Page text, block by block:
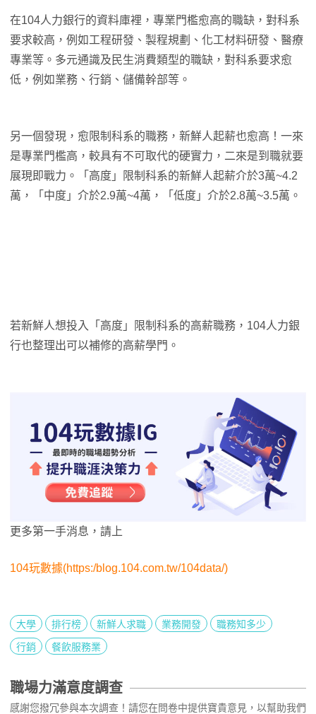
在104人力銀行的資料庫裡，專業門檻愈高的職缺，對科系
要求較高，例如工程研發、製程規劃、化工材料研發、醫療
專業等。多元通識及民生消費類型的職缺，對科系要求愈
低，例如業務、行銷、儲備幹部等。
另一個發現，愈限制科系的職務，新鮮人起薪也愈高！一來
是專業門檻高，較具有不可取代的硬實力，二來是到職就要
展現即戰力。「高度」限制科系的新鮮人起薪介於3萬~4.2
萬，「中度」介於2.9萬~4萬，「低度」介於2.8萬~3.5萬。
若新鮮人想投入「高度」限制科系的高薪職務，104人力銀
行也整理出可以補修的高薪學門。
更多第一手消息，請上
104玩數據(https:/blog.104.com.tw/104data/)
大學 排行榜 新鮮人求職 業務開發
職務知多少
行銷
餐飲服務業
職場力滿意度調查
感謝您撥冗參與本次調查！請您在問卷中提供寶貴意見，以幫助我們